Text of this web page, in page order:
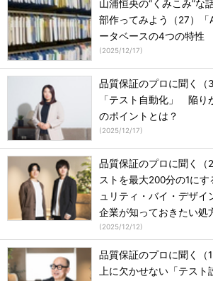
山浦恒央の“くみこみ”な
部作ってみよう（27）
ータベースの4つの特性
(2025/12/17)
品質保証のプロに聞く（
「テスト自動化」 陥り
のポイントとは？
(2025/12/17)
品質保証のプロに聞く（
ストを最大200分の1に
ュリティ・バイ・デザ
企業が知っておきたい処
(2025/12/12)
品質保証のプロに聞く（
上に欠かせない「テス